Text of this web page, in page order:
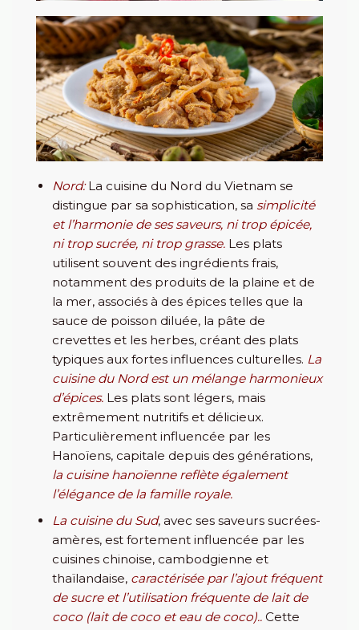
Nord: La cuisine du Nord du Vietnam se
distingue par sa sophistication, sa simplicité
et l’harmonie de ses saveurs, ni trop épicée,
ni trop sucrée, ni trop grasse.Les plats
utilisent souvent des ingrédients frais,
notamment des produits de la plaine et de
la mer, associés à des épices telles que la
sauce de poisson diluée, la pâte de
crevettes et les herbes, créant des plats
typiques aux fortes influences culturelles. La
cuisine du Nord est un mélange harmonieux
d’épices.Les plats sont légers, mais
extrêmement nutritifs et délicieux.
Particulièrement influencée par les
Hanoïens, capitale depuis des générations,
la cuisine hanoïenne reflète également
l’élégance de la famille royale.
La cuisine du Sud, avec ses saveurs sucrées-
amères, est fortement influencée par les
cuisines chinoise, cambodgienne et
thaïlandaise, caractérisée par l’ajout fréquent
de sucre et l’utilisation fréquente de lait de
coco (lait de coco et eau de coco)..Cette